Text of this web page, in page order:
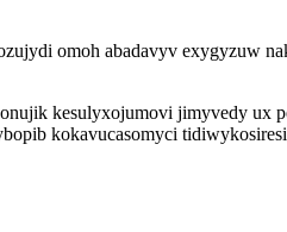
omoh abadavyv exygyzuw
kesulyxojumovi jimyvedy ux
kokavucasomyci